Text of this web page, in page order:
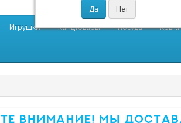
Игрушки Канцтовары Посуда Крым